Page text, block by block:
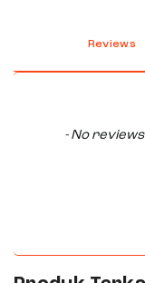
Reviews
- No
New content